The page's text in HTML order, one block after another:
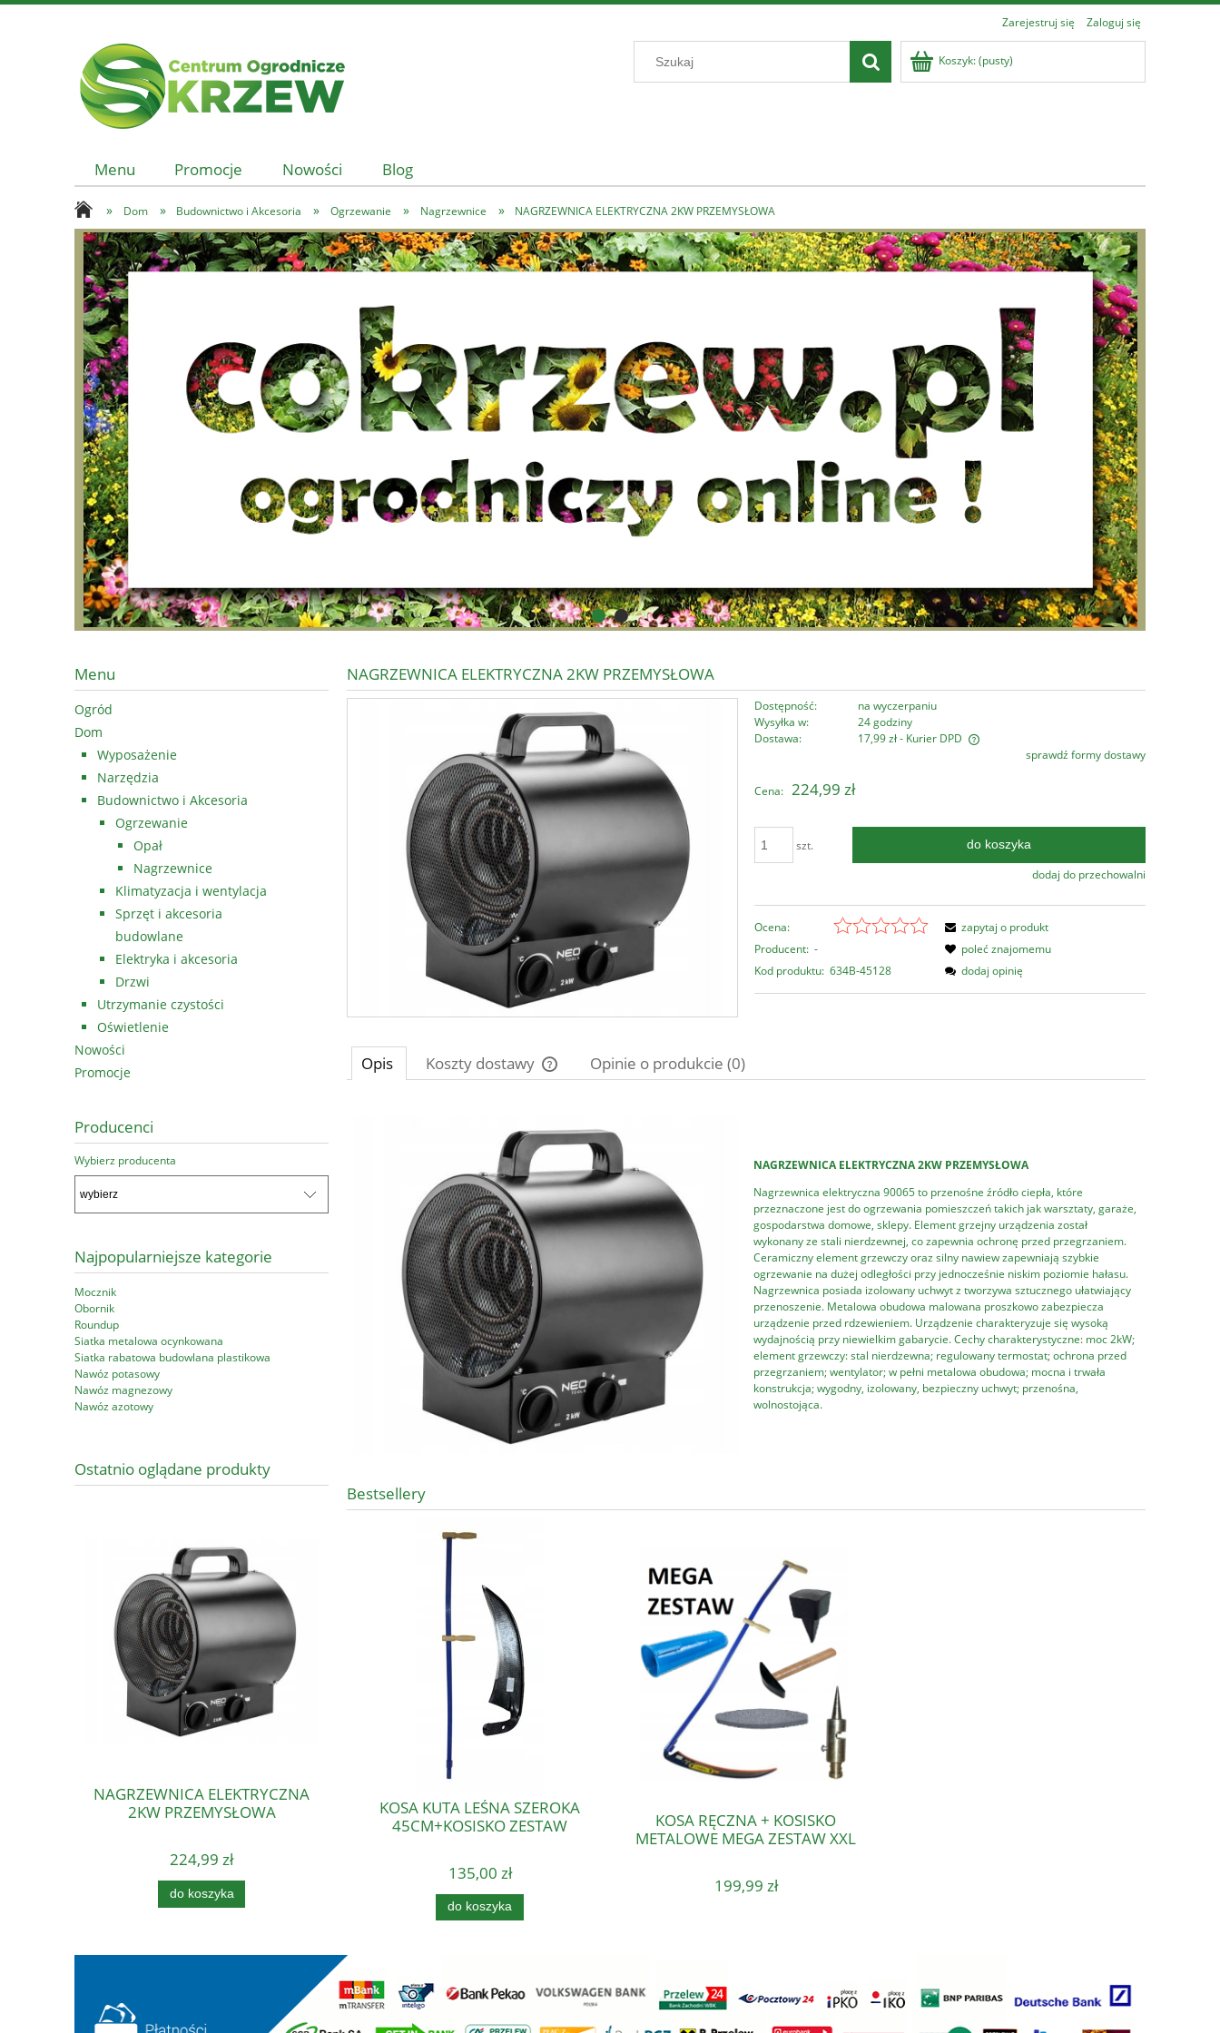
Zarejestruj się Zaloguj się
Koszyk:(pusty)
Menu Promocje Nowości Blog
» Dom » Budownictwo i Akcesoria » Ogrzewanie » Nagrzewnice » NAGRZEWNICA ELEKTRYCZNA 2KW PRZEMYSŁOWA
Menu
Ogród
Dom
Wyposażenie
Narzędzia
Budownictwo i Akcesoria
Ogrzewanie
Opał
Nagrzewnice
Klimatyzacja i wentylacja
Sprzęt i akcesoria
budowlane
Elektryka i akcesoria
Drzwi
Utrzymanie czystości
Oświetlenie
Nowości
Promocje
Producenci
Wybierz producenta
Najpopularniejsze kategorie
Mocznik
Obornik
Roundup
Siatka metalowa ocynkowana
Siatka rabatowa budowlana plastikowa
Nawóz potasowy
Nawóz magnezowy
Nawóz azotowy
Ostatnio oglądane produkty
NAGRZEWNICA ELEKTRYCZNA
2KW PRZEMYSŁOWA
224,99 zł
do koszyka
NAGRZEWNICA ELEKTRYCZNA 2KW PRZEMYSŁOWA
Dostępność:
na wyczerpaniu
Wysyłka w:
24 godziny
Dostawa:
17,99 zł- Kurier DPD
płatności
sprawdź formy dostawy
Cena: 224,99 zł
szt. do koszyka
dodaj do przechowalni
Ocena:
Producent: -
Kod produktu: 634B-45128
zapytaj o produkt
poleć znajomemu
dodaj opinię
Opis Koszty dostawy
płatności
Opinie o produkcie (0)
NAGRZEWNICA ELEKTRYCZNA 2KW PRZEMYSŁOWA
Nagrzewnica elektryczna 90065 to przenośne źródło ciepła, które
przeznaczone jest do ogrzewania pomieszczeń takich jak warsztaty, garaże,
gospodarstwa domowe, sklepy. Element grzejny urządzenia został
wykonany ze stali nierdzewnej, co zapewnia ochronę przed przegrzaniem.
Ceramiczny element grzewczy oraz silny nawiew zapewniają szybkie
ogrzewanie na dużej odległości przy jednocześnie niskim poziomie hałasu.
Nagrzewnica posiada izolowany uchwyt z tworzywa sztucznego ułatwiający
przenoszenie. Metalowa obudowa malowana proszkowo zabezpiecza
urządzenie przed rdzewieniem. Urządzenie charakteryzuje się wysoką
wydajnością przy niewielkim gabarycie. Cechy charakterystyczne: moc 2kW;
element grzewczy: stal nierdzewna; regulowany termostat; ochrona przed
przegrzaniem; wentylator; w pełni metalowa obudowa; mocna i trwała
konstrukcja; wygodny, izolowany, bezpieczny uchwyt; przenośna,
wolnostojąca.
Bestsellery
KOSA KUTA LEŚNA SZEROKA
45CM+KOSISKO ZESTAW
135,00 zł
do koszyka
KOSA RĘCZNA + KOSISKO
METALOWE MEGA ZESTAW XXL
199,99 zł